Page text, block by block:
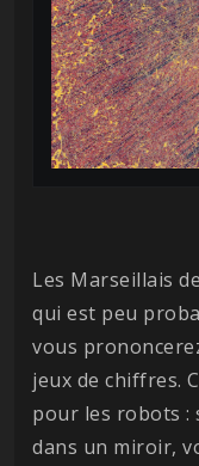
Les Marseillais de
qui est peu
vous
jeux de chiffres.
pour les robots :
dans un miroir,